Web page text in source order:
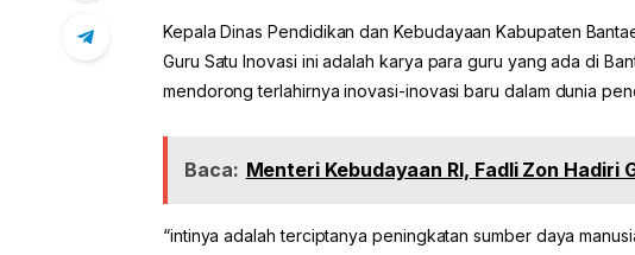
Kepala Dinas Pendidikan dan Kebudayaan Kabupaten
Guru Satu Inovasi ini adalah karya para guru yang ada di
mendorong terlahirnya inovasi-inovasi baru dalam dunia
Baca: Menteri Kebudayaan RI, Fadli Zon Hadiri
“intinya adalah terciptanya peningkatan sumber daya